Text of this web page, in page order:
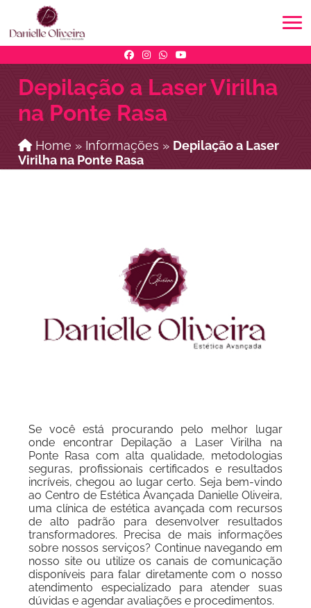
Depilação a Laser Virilha
na Ponte Rasa
Home » Informações » Depilação a Laser
Virilha na Ponte Rasa
Se você está procurando pelo melhor lugar
onde encontrar Depilação a Laser Virilha na
Ponte Rasa com alta qualidade, metodologias
seguras, profissionais certificados e resultados
incríveis, chegou ao lugar certo. Seja bem-vindo
ao Centro de Estética Avançada Danielle Oliveira,
uma clínica de estética avançada com recursos
de alto padrão para desenvolver resultados
transformadores. Precisa de mais informações
sobre nossos serviços? Continue navegando em
nosso site ou utilize os canais de comunicação
disponíveis para falar diretamente com o nosso
atendimento especializado para atender suas
dúvidas e agendar avaliações e procedimentos.